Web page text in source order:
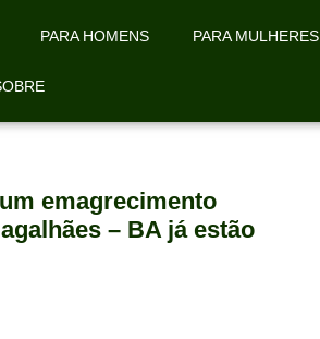
PARA HOMENS PARA MULHERES
emagrecimento
– BA já estão